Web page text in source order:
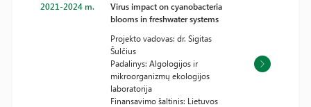
2021-2024 m.
Virus impact on cyanobacteria
blooms in freshwater systems
Projekto vadovas: dr. Sigitas
Šulčius
Padalinys: Algologijos ir
mikroorganizmų ekologijos
laboratorija
Finansavimo šaltinis: Lietuvos